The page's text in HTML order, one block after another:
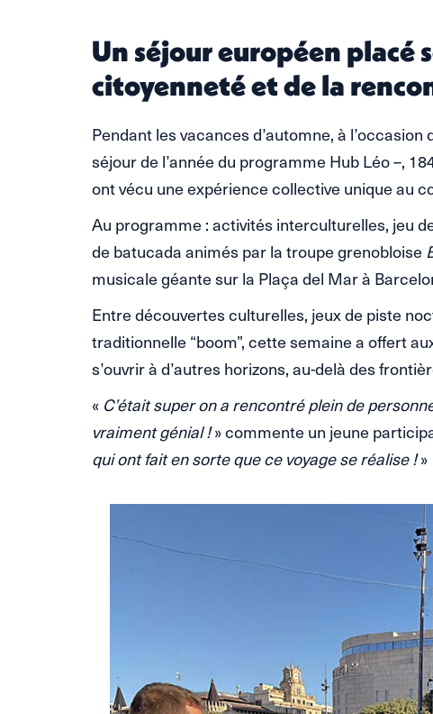
Un séjour européen placé
citoyenneté et de la
Pendant les vacances d’automne, à l’occasion
séjour de l’année du programme Hub Léo –,
ont vécu une expérience collective unique au
Au programme : activités interculturelles, jeu
de batucada animés par la troupe grenobloise
musicale géante sur la Plaça del Mar à
Entre découvertes culturelles, jeux de piste
traditionnelle “boom”, cette semaine a offert
s’ouvrir à d’autres horizons, au-delà des
« C’était super on a rencontré plein de
vraiment génial !» commente un jeune
qui ont fait en sorte que ce voyage se réalise !»